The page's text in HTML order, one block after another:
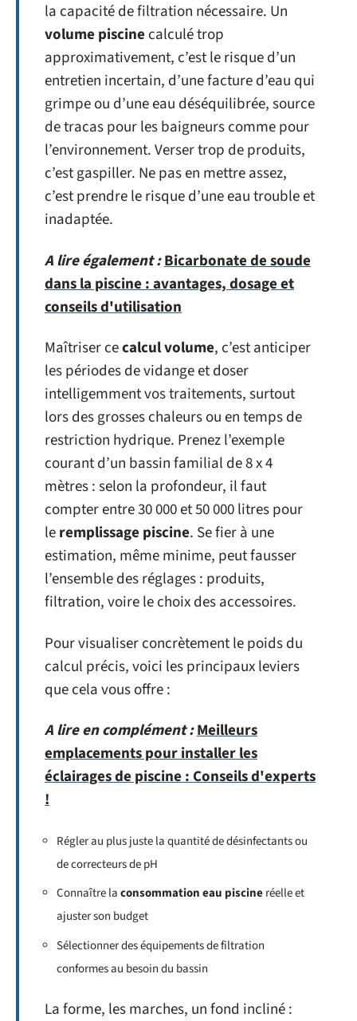
la capacité de filtration nécessaire. Un
volume piscine calculé trop
approximativement, c’est le risque d’un
entretien incertain, d’une facture d’eau qui
grimpe ou d’une eau déséquilibrée, source
de tracas pour les baigneurs comme pour
l’environnement. Verser trop de produits,
c’est gaspiller. Ne pas en mettre assez,
c’est prendre le risque d’une eau trouble et
inadaptée.
A lire également :Bicarbonate de soude
dans la piscine : avantages, dosage et
conseils d'utilisation
Maîtriser cecalcul volume, c’est anticiper
les périodes de vidange et doser
intelligemment vos traitements, surtout
lors des grosses chaleurs ou en temps de
restriction hydrique. Prenez l’exemple
courant d’un bassin familial de 8 x 4
mètres : selon la profondeur, il faut
compter entre 30 000 et 50 000 litres pour
leremplissage piscine. Se fier à une
estimation, même minime, peut fausser
l’ensemble des réglages : produits,
filtration, voire le choix des accessoires.
Pour visualiser concrètement le poids du
calcul précis, voici les principaux leviers
que cela vous offre :
A lire en complément :Meilleurs
emplacements pour installer les
éclairages de piscine : Conseils d'experts
!
Régler au plus juste la quantité de désinfectants ou
de correcteurs de pH
Connaître laconsommation eau piscineréelle et
ajuster son budget
Sélectionner des équipements de filtration
conformes au besoin du bassin
La forme, les marches, un fond incliné :